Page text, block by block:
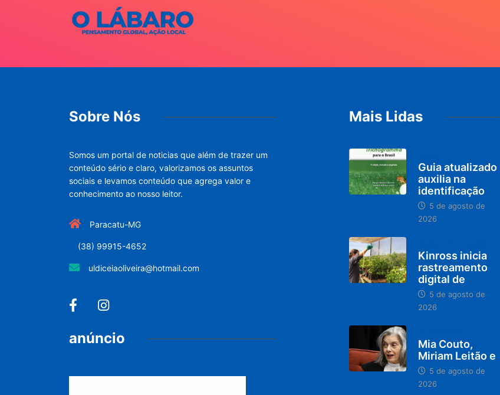
Sobre Nós
Somos um portal de noticias que além de trazer um
conteúdo sério e claro, valorizamos os assuntos
sociais e levamos conteúdo que agrega valor e
conhecimento ao nosso leitor.
Paracatu-MG
(38) 99915-4652
uldiceiaoliveira@hotmail.com
anúncio
Mais Lidas
Guia atualizado
auxilia na
identificação
5 de agosto de
2026
Kinross inicia
rastreamento
digital de
5 de agosto de
2026
Mia Couto,
Miriam Leitão e
5 de agosto de
2026